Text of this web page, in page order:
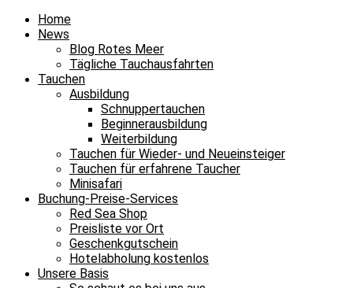
Home
News
Blog Rotes Meer
Tägliche Tauchausfahrten
Tauchen
Ausbildung
Schnuppertauchen
Beginnerausbildung
Weiterbildung
Tauchen für Wieder- und Neueinsteiger
Tauchen für erfahrene Taucher
Minisafari
Buchung-Preise-Services
Red Sea Shop
Preisliste vor Ort
Geschenkgutschein
Hotelabholung kostenlos
Unsere Basis